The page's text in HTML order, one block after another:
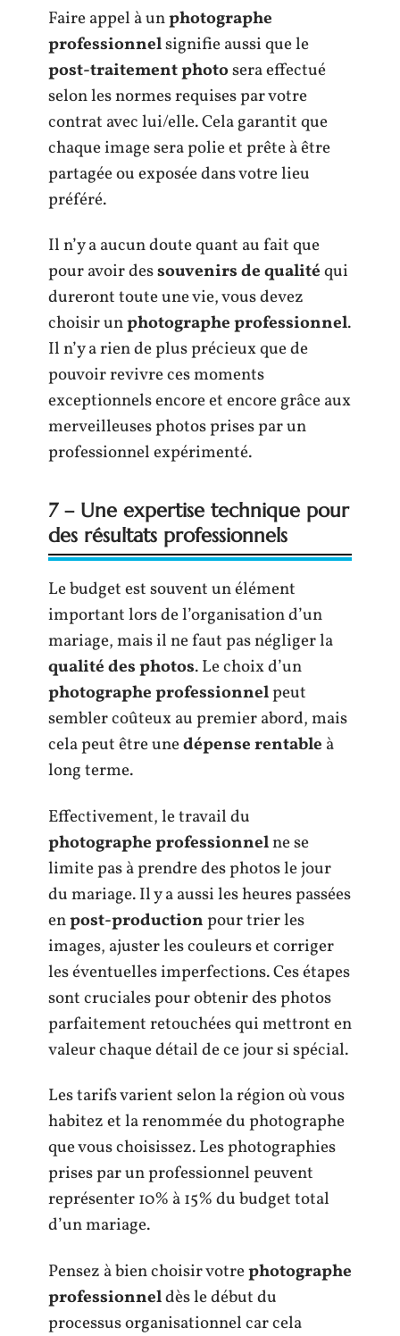
Faire appel à unphotographe
professionnelsignifie aussi que le
post-traitement photosera effectué
selon les normes requises par votre
contrat avec lui/elle. Cela garantit que
chaque image sera polie et prête à être
partagée ou exposée dans votre lieu
préféré.
Il n’y a aucun doute quant au fait que
pour avoir dessouvenirs de qualitéqui
dureront toute une vie, vous devez
choisir unphotographe professionnel.
Il n’y a rien de plus précieux que de
pouvoir revivre ces moments
exceptionnels encore et encore grâce aux
merveilleuses photos prises par un
professionnel expérimenté.
7 – Une expertise technique pour
des résultats professionnels
Le budget est souvent un élément
important lors de l’organisation d’un
mariage, mais il ne faut pas négliger la
qualité des photos. Le choix d’un
photographe professionnelpeut
sembler coûteux au premier abord, mais
cela peut être unedépense rentable à
long terme.
Effectivement, le travail du
photographe professionnelne se
limite pas à prendre des photos le jour
du mariage. Il y a aussi les heures passées
enpost-productionpour trier les
images, ajuster les couleurs et corriger
les éventuelles imperfections. Ces étapes
sont cruciales pour obtenir des photos
parfaitement retouchées qui mettront en
valeur chaque détail de ce jour si spécial.
Les tarifs varient selon la région où vous
habitez et la renommée du photographe
que vous choisissez. Les photographies
prises par un professionnel peuvent
représenter 10% à 15% du budget total
d’un mariage.
Pensez à bien choisir votrephotographe
professionneldès le début du
processus organisationnel car cela